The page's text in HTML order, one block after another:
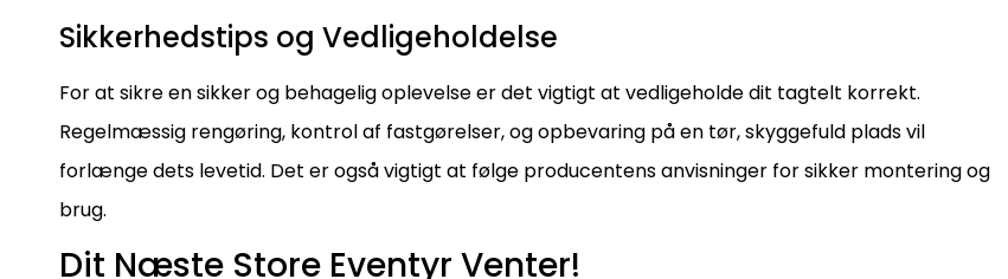
Sikkerhedstips og Vedligeholdelse
For at sikre en sikker og behagelig oplevelse er det vigtigt at vedligeholde dit tagtelt korrekt.
Regelmæssig rengøring, kontrol af fastgørelser, og opbevaring på en tør, skyggefuld plads vil
forlænge dets levetid. Det er også vigtigt at følge producentens anvisninger for sikker montering og
brug.
Dit Næste Store Eventyr Venter!